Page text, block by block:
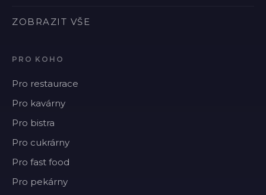
ZOBRAZIT VŠE
PRO KOHO
Pro restaurace
Pro kavárny
Pro bistra
Pro cukrárny
Pro fast food
Pro pekárny